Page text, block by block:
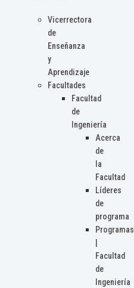
Vicerrectora
de
Enseñanza
y
Aprendizaje
Facultades
Facultad
de
Ingeniería
Acerca
de
la
Facultad
Líderes
de
programa
Programas
Facultad
de
Ingeniería